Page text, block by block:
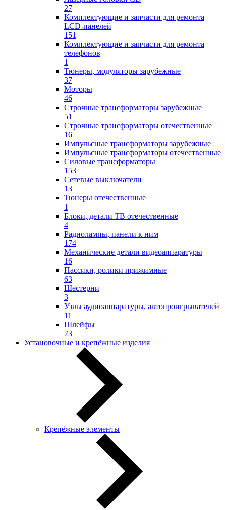
27
Комплектующие и запчасти для ремонта
LCD-панелей
151
Комплектующие и запчасти для ремонта
телефонов
1
Тюнеры, модуляторы зарубежные
37
Моторы
46
Строчные трансформаторы зарубежные
51
Строчные трансформаторы отечественные
16
Импульсные трансформаторы зарубежные
Импульсные трансформаторы отечественные
Силовые трансформаторы
153
Сетевые выключатели
13
Тюнеры отечественные
1
Блоки, детали ТВ отечественные
4
Радиолампы, панели к ним
174
Механические детали видеоаппаратуры
16
Пассики, ролики прижимные
63
Шестерни
3
Узлы аудиоаппаратуры, автопроигрывателей
11
Шлейфы
73
Установочные и крепёжные изделия
Крепёжные элементы